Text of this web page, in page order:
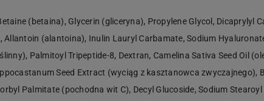
(betaina), Glycerin (gliceryna), Propylene Glycol, Dicaprylyl
(alantoina), Inulin Lauryl Carbamate, Sodium
Palmitoyl Tripeptide-8, Dextran, Camelina Sativa Seed Oil
Seed Extract (wyciąg z kasztanowca zwyczajnego),
Palmitate (pochodna wit C), Decyl Glucoside, Sodium